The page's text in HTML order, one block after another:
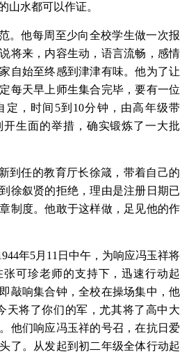
山水都可以作证。
。他每周至少向全校学生做一次报
将来，内容生动，语言流畅，感情
自始至终感到津津有味。他为了让
每天早上师生集合完毕，要有一位
定，时间5到10分钟，由高年级带
生面的举措，确实锻炼了一大批
到任的教育厅长徐箴，带着自己的
徐叙贤的拒绝，理由是注册日期已
制度。他敢于这样做，足见他的作
年5月11日中午，为响应冯玉祥将
可珍老师的支持下，迅速行动起
敲响集合钟，全校在操场集中，他
天将了你们的军，尤其将了高中大
他们响应冯玉祥的号召，在抗日爱
了。从发起到初二年级全体行动起